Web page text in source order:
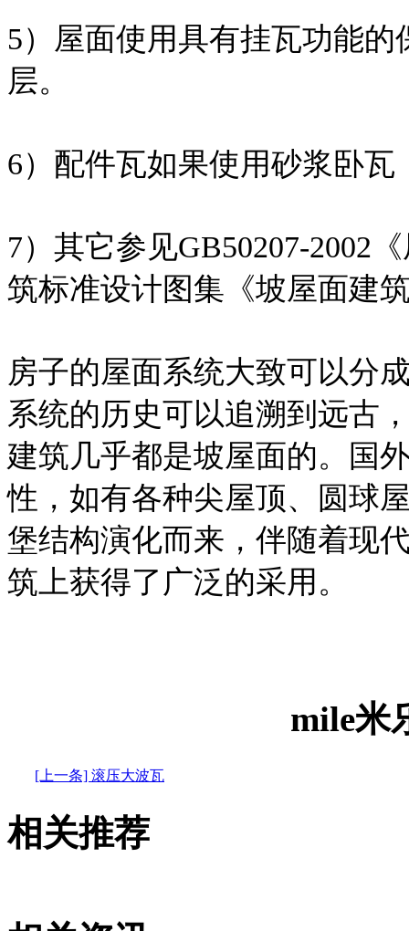
5）屋面使用具有挂瓦功能
层。
6）配件瓦如果使用砂浆卧
7）其它参见GB50207-2002
筑标准设计图集《坡屋面建
房子的屋面系统大致可以分
系统的历史可以追溯到远古
建筑几乎都是坡屋面的。国
性，如有各种尖屋顶、圆球
堡结构演化而来，伴随着现
筑上获得了广泛的采用。
mile米
[上一条] 滚压大波瓦
相关推荐